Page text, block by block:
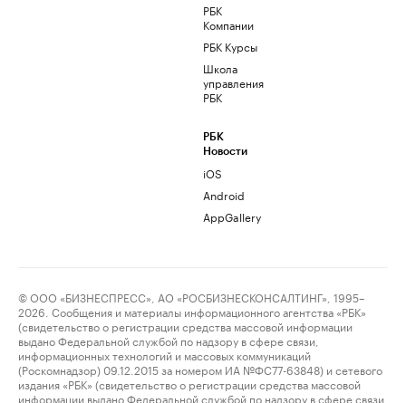
РБК
Компании
РБК Курсы
Школа
управления
РБК
РБК
Новости
iOS
Android
AppGallery
© ООО «БИЗНЕСПРЕСС», АО «РОСБИЗНЕСКОНСАЛТИНГ», 1995–
2026. Сообщения и материалы информационного агентства «РБК»
(свидетельство о регистрации средства массовой информации
выдано Федеральной службой по надзору в сфере связи,
информационных технологий и массовых коммуникаций
(Роскомнадзор) 09.12.2015 за номером ИА №ФС77-63848) и сетевого
издания «РБК» (свидетельство о регистрации средства массовой
информации выдано Федеральной службой по надзору в сфере связи,